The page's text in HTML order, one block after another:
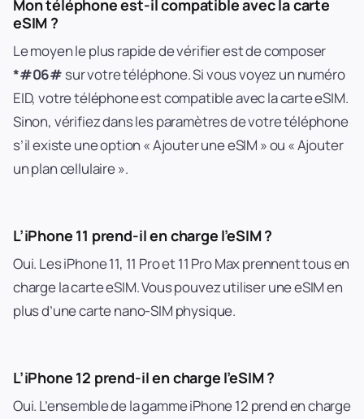
Mon téléphone est-il compatible avec la carte
eSIM ?
Le moyen le plus rapide de vérifier est de composer
*#06# sur votre téléphone. Si vous voyez un numéro
EID, votre téléphone est compatible avec la carte eSIM.
Sinon, vérifiez dans les paramètres de votre téléphone
s’il existe une option « Ajouter une eSIM » ou « Ajouter
un plan cellulaire ».
L’iPhone 11 prend-il en charge l’eSIM ?
Oui. Les iPhone 11, 11 Pro et 11 Pro Max prennent tous en
charge la carte eSIM. Vous pouvez utiliser une eSIM en
plus d’une carte nano-SIM physique.
L’iPhone 12 prend-il en charge l’eSIM ?
Oui. L’ensemble de la gamme iPhone 12 prend en charge